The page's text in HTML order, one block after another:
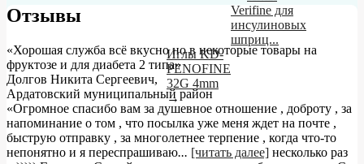
Отзывы
«Хорошая служба всё вкусно но в некоторые товары на
фруктозе и для диабета 2 типа»
Долгов Никита Сергеевич,
Ардатовский муниципальный район
«Огромное спасибо вам за душевное отношение , доброту , за
напоминание о том , что посылка уже меня ждет на почте ,
быструю отправку , за многолетнее терпение , когда что-то
непонятно и я переспрашиваю... [читать далее] несколько раз
Verifine для
инсулиновых
шприц...
Иглы KD-
PENOFINE
32G 4mm
→